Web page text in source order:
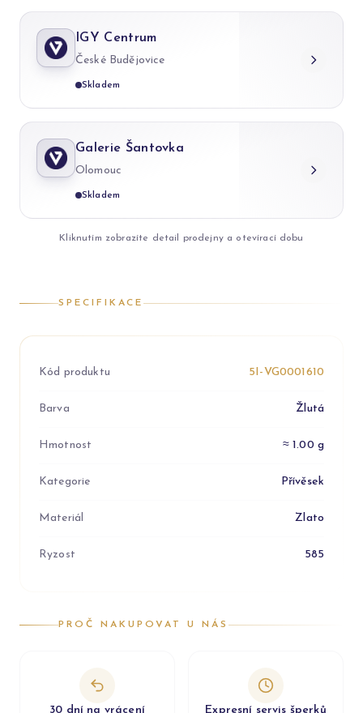
IGY Centrum
České Budějovice
Skladem
Galerie Šantovka
Olomouc
Skladem
Kliknutím zobrazíte detail prodejny a otevírací dobu
SPECIFIKACE
Kód produktu 5I-VG0001610
Barva Žlutá
Hmotnost ≈ 1.00 g
Kategorie Přívěsek
Materiál Zlato
Ryzost 585
PROČ NAKUPOVAT U NÁS
30 dní na vrácení Expresní servis šperků